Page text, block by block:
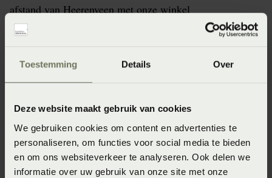
Toestemming Details Over
Deze website maakt gebruik van cookies
We gebruiken cookies om content en advertenties te
personaliseren, om functies voor social media te bieden
en om ons websiteverkeer te analyseren. Ook delen we
informatie over uw gebruik van onze site met onze
afstand van Heerenveen met onze winkel
Beddenspecialist Bedderie de Boer Stiens en bieden de
badmatten, badjassen en dekbedden aan .
Beddenspecialist Bedderie de Boer Heerenveen verzorgt
de levering en montage zonder extra kosten in Stiens,
It Hearrenfean
Sneek,Lemmer,Leeuwarden,Fryslân,Balk,Friesland
Gorredijk, Akkrum,Beetsterzwaag,Oranjewoud,
Goutum,Bolsward ,Wommels,Snits,Dokkum,Burgum